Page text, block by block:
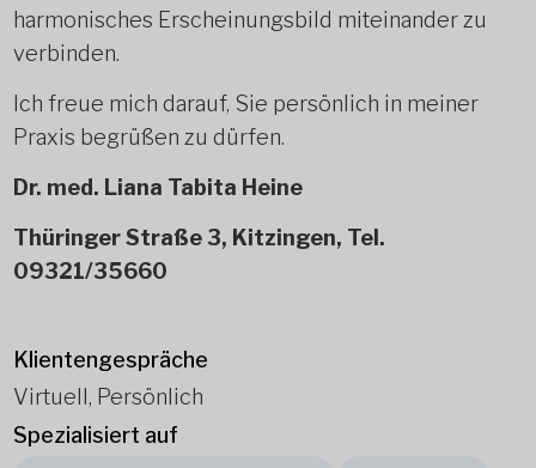
harmonisches Erscheinungsbild miteinander zu
verbinden.
Ich freue mich darauf, Sie persönlich in meiner
Praxis begrüßen zu dürfen.
Dr. med. Liana Tabita Heine
Thüringer Straße 3, Kitzingen, Tel.
09321/35660
Klientengespräche
Virtuell, Persönlich
Spezialisiert auf